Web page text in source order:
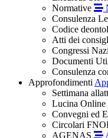
Normative
Consulenza
Codice
Atti dei
Congressi
Documenti
Consulenza
Approfondimenti
Settimana
Lucina Online
Convegni ed
Circolari
AGENAS